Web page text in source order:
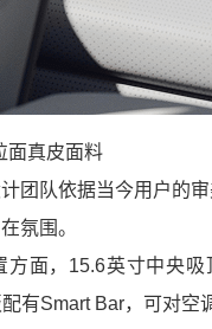
面真皮面料
团队依据当今用户的
氛围。
方面，15.6英寸中央
有Smart Bar，可对空